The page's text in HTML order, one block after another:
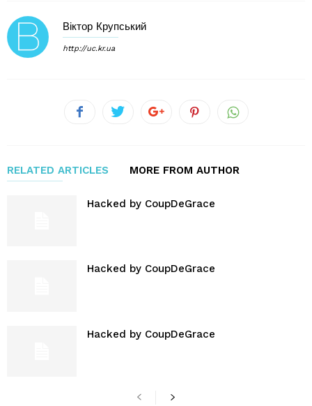
Віктор Крупський
http://uc.kr.ua
RELATED ARTICLES MORE FROM AUTHOR
Hacked by CoupDeGrace
Hacked by CoupDeGrace
Hacked by CoupDeGrace